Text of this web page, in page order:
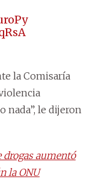
la Comisaría
nada”, le dijeron
drogas aumentó
la ONU